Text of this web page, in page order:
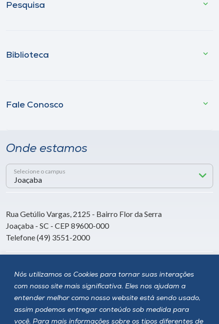
Nós utilizamos os Cookies para tornar suas interações
com nosso site mais significativa. Eles nos ajudam a
entender melhor como nosso website está sendo usado,
assim podemos entregar conteúdo sob medida para
você. Para mais informações sobre os tipos diferentes de
Pesquisa
Biblioteca
Fale Conosco
Onde estamos
Selecione o campus
Rua Getúlio Vargas, 2125 - Bairro Flor da Serra
Joaçaba - SC - CEP 89600-000
Telefone (49) 3551-2000
Siga a Unoesc